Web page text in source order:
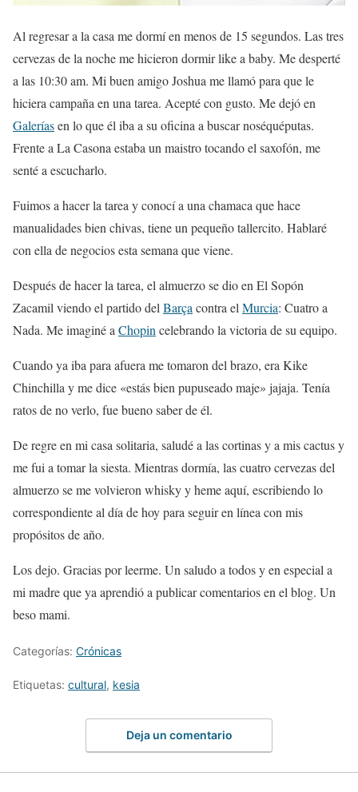
Al regresar a la casa me dormí en menos de 15 segundos. Las tres
cervezas de la noche me hicieron dormir like a baby. Me desperté
a las 10:30 am. Mi buen amigo Joshua me llamó para que le
hiciera campaña en una tarea. Acepté con gusto. Me dejó en
Galeríasen lo que él iba a su oficina a buscar noséquéputas.
Frente a La Casona estaba un maistro tocando el saxofón, me
senté a escucharlo.
Fuimos a hacer la tarea y conocí a una chamaca que hace
manualidades bien chivas, tiene un pequeño tallercito. Hablaré
con ella de negocios esta semana que viene.
Después de hacer la tarea, el almuerzo se dio en El Sopón
Zacamil viendo el partido delBarçacontra elMurcia: Cuatro a
Nada. Me imaginé aChopincelebrando la victoria de su equipo.
Cuando ya iba para afuera me tomaron del brazo, era Kike
Chinchilla y me dice «estás bien pupuseado maje» jajaja. Tenía
ratos de no verlo, fue bueno saber de él.
De regre en mi casa solitaria, saludé a las cortinas y a mis cactus y
me fui a tomar la siesta. Mientras dormía, las cuatro cervezas del
almuerzo se me volvieron whisky y heme aquí, escribiendo lo
correspondiente al día de hoy para seguir en línea con mis
propósitos de año.
Los dejo. Gracias por leerme. Un saludo a todos y en especial a
mi madre que ya aprendió a publicar comentarios en el blog. Un
beso mami.
Categorías: Crónicas
Etiquetas: cultural, kesia
Deja un comentario